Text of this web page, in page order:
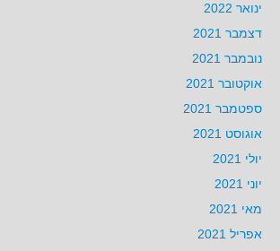
ינואר 2022
דצמבר 2021
נובמבר 2021
אוקטובר 2021
ספטמבר 2021
אוגוסט 2021
יולי 2021
יוני 2021
מאי 2021
אפריל 2021